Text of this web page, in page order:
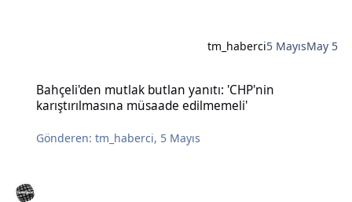
tm_haberci5 MayısMay 5
Bahçeli'den mutlak butlan yanıtı: 'CHP'nin
karıştırılmasına müsaade edilmemeli'
Gönderen:tm_haberci, 5 Mayıs